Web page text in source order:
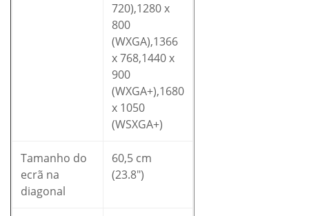
720),1280 x
800
(WXGA),1366
x 768,1440 x
900
(WXGA+),1680
x 1050
(WSXGA+)
Tamanho do
ecrã na
diagonal
60,5 cm
(23.8″)